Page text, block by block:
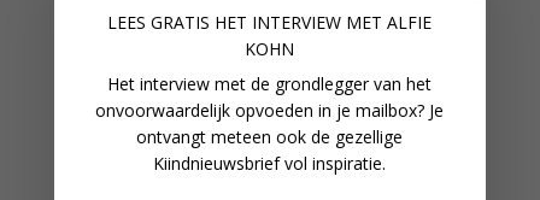
LEES GRATIS HET INTERVIEW MET ALFIE
KOHN
Het interview met de grondlegger van het
onvoorwaardelijk opvoeden in je mailbox? Je
ontvangt meteen ook de gezellige
Kiindnieuwsbrief vol inspiratie.